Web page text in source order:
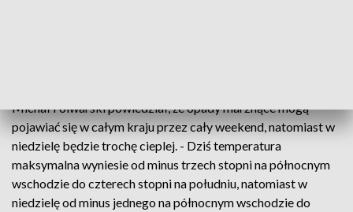
Michał Folwarski powiedział, że opady marznące mogą
pojawiać się w całym kraju przez cały weekend, natomiast w
niedzielę będzie trochę cieplej. - Dziś temperatura
maksymalna wyniesie od minus trzech stopni na północnym
wschodzie do czterech stopni na południu, natomiast w
niedzielę od minus jednego na północnym wschodzie do